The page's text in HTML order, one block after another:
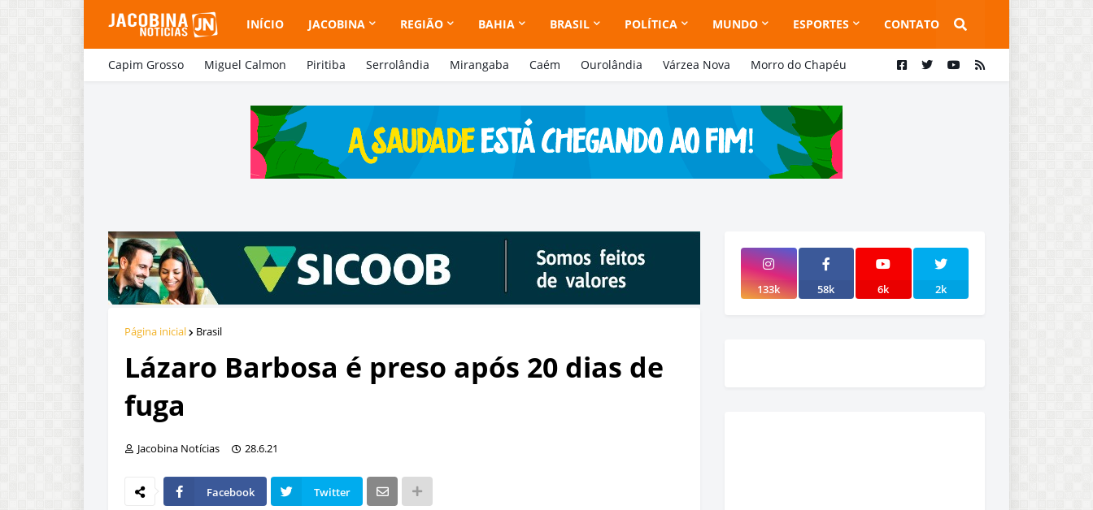
INÍCIO JACOBINA REGIÃO BAHIA BRASIL POLÍTICA MUNDO ESPORTES CONTATO
Capim Grosso Miguel Calmon Piritiba Serrolândia Mirangaba Caém Ourolândia Várzea Nova Morro do Chapéu
Página inicial Brasil
Lázaro Barbosa é preso após 20 dias de
fuga
Jacobina Notícias 28.6.21
Facebook Twitter
133k 58k 6k 2k